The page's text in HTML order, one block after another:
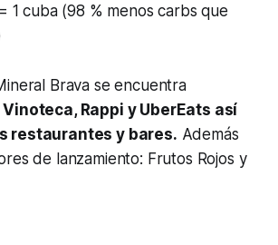
1 cuba (98 % menos carbs que
Brava se encuentra
Rappi y UberEats así
restaurantes y bares. Además
de lanzamiento: Frutos Rojos y